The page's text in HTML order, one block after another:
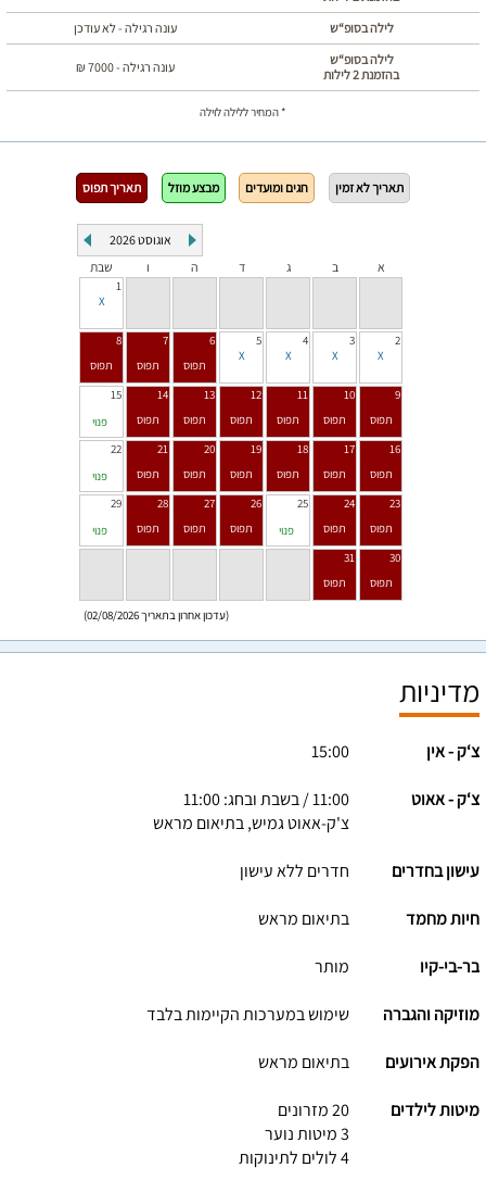
לילה בסופ“ש
עונה רגילה - לא עודכן
לילה בסופ“ש
בהזמנת 2 לילות
עונה רגילה -7000
₪
* המחיר ללילה לוילה
תאריך לא זמין חגים ומועדים מבצע מוזל תאריך תפוס
אוגוסט2026
א
ב ג ד ה ו שבת
1
2
3
4
5
6
7
8
9
10
11
12
13
14
15
פנוי
16
17
18
19
20
21
22
פנוי
23
24
25
פנוי
26
27
28
29
פנוי
30
31
(עדכון אחרון בתאריך 02/08/2026)
מדיניות
צ‘ק - אין 15:00
צ‘ק - אאוט
11:00 / בשבת ובחג: 11:00
צ'ק-אאוט גמיש, בתיאום מראש
עישון בחדרים חדרים ללא עישון
חיות מחמד בתיאום מראש
בר-בי-קיו מותר
מוזיקה והגברה שימוש במערכות הקיימות בלבד
הפקת אירועים בתיאום מראש
מיטות לילדים
20 מזרונים
3 מיטות נוער
4 לולים לתינוקות